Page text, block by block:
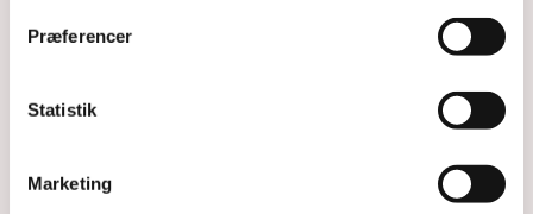
Præferencer
Statistik
Marketing
Penduler
Orakelkort